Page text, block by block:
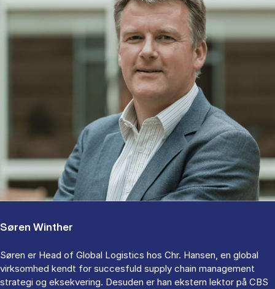
Søren Winther
Søren er Head of Global Logistics hos Chr. Hansen, en global
virksomhed kendt for succesfuld supply chain management
strategi og eksekvering. Desuden er han ekstern lektor på CBS